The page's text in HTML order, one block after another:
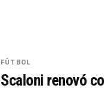
FÚTBOL
Scaloni renovó